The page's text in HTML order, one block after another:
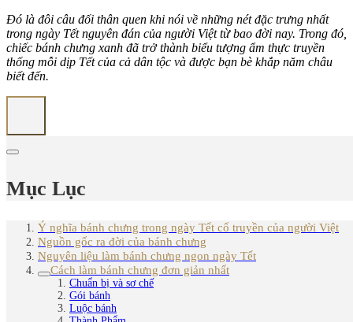
Đó là đôi câu đối thân quen khi nói về những nét đặc trưng nhất
trong ngày Tết nguyên đán của người Việt từ bao đời nay. Trong đó,
chiếc bánh chưng xanh đã trở thành biểu tượng ẩm thực truyền
thống mỗi dịp Tết của cả dân tộc và được bạn bè khắp năm châu
biết đến.
Mục Lục
Ý nghĩa bánh chưng trong ngày Tết cổ truyền của người Việt
Nguồn gốc ra đời của bánh chưng
Nguyên liệu làm bánh chưng ngon ngày Tết
Cách làm bánh chưng đơn giản nhất
Chuẩn bị và sơ chế
Gói bánh
Luộc bánh